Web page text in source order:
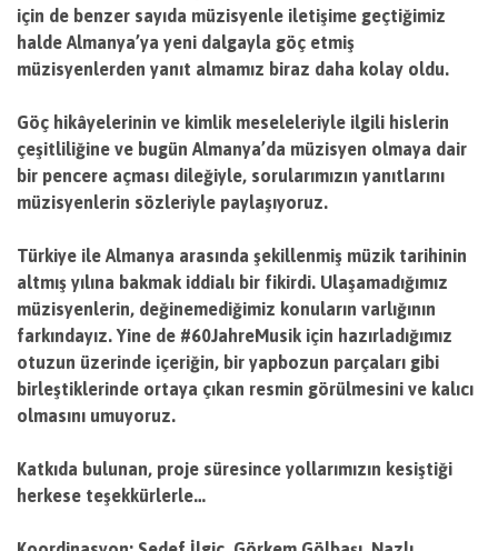
için de benzer sayıda müzisyenle iletişime geçtiğimiz
halde Almanya’ya yeni dalgayla göç etmiş
müzisyenlerden yanıt almamız biraz daha kolay oldu.
Göç hikâyelerinin ve kimlik meseleleriyle ilgili hislerin
çeşitliliğine ve bugün Almanya’da müzisyen olmaya dair
bir pencere açması dileğiyle, sorularımızın yanıtlarını
müzisyenlerin sözleriyle paylaşıyoruz.
Türkiye ile Almanya arasında şekillenmiş müzik tarihinin
altmış yılına bakmak iddialı bir fikirdi. Ulaşamadığımız
müzisyenlerin, değinemediğimiz konuların varlığının
farkındayız. Yine de #60JahreMusik için hazırladığımız
otuzun üzerinde içeriğin, bir yapbozun parçaları gibi
birleştiklerinde ortaya çıkan resmin görülmesini ve kalıcı
olmasını umuyoruz.
Katkıda bulunan, proje süresince yollarımızın kesiştiği
herkese teşekkürlerle…